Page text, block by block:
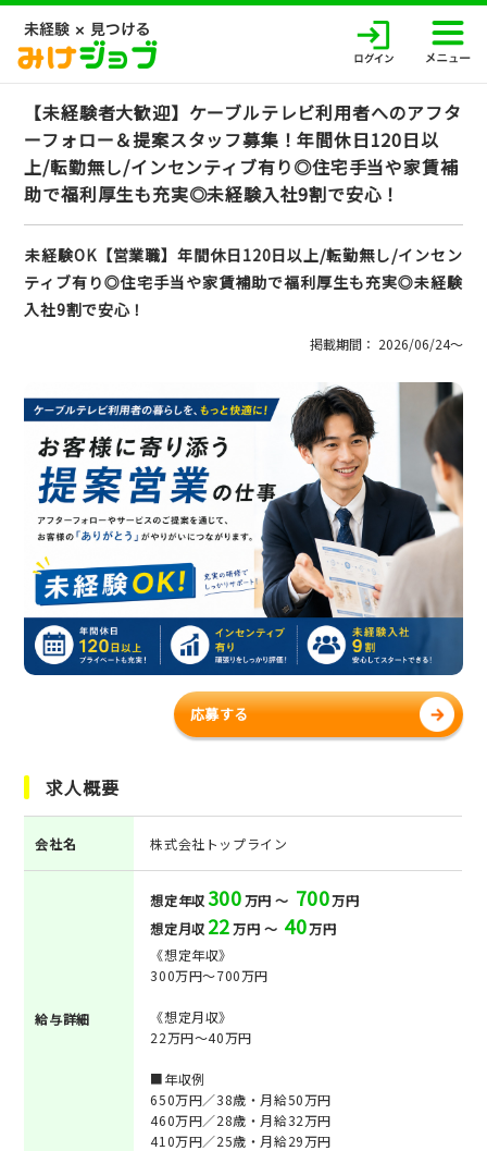
【未経験者大歓迎】ケーブルテレビ利用者へのアフタ
ーフォロー＆提案スタッフ募集！年間休日120日以
上/転勤無し/インセンティブ有り◎住宅手当や家賃補
助で福利厚生も充実◎未経験入社9割で安心！
未経験OK【営業職】年間休日120日以上/転勤無し/インセン
ティブ有り◎住宅手当や家賃補助で福利厚生も充実◎未経験
入社9割で安心！
掲載期間： 2026/06/24〜
応募する
求人概要
会社名 株式会社トップライン
給与詳細
想定年収300万円 ～ 700万円
想定月収 22万円 ～ 40万円
《想定年収》
300万円～700万円
《想定月収》
22万円～40万円
■年収例
650万円／38歳・月給50万円
460万円／28歳・月給32万円
410万円／25歳・月給29万円